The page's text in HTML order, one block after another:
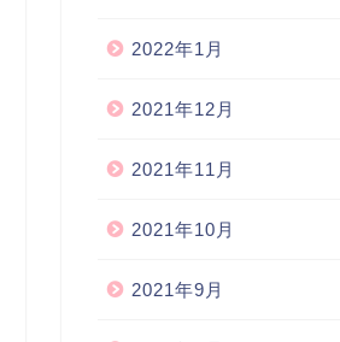
2022年1月
2021年12月
2021年11月
2021年10月
2021年9月